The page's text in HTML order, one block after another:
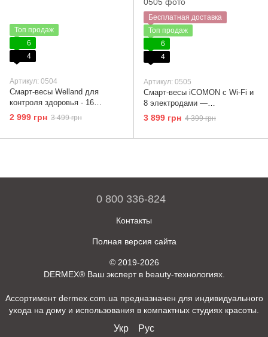
Топ продаж
6
4
Артикул: 0504
Смарт-весы Welland для
контроля здоровья - 16
параметров тела, Bluetooth
2 999 грн 3 499 грн
Бесплатная доставка
Топ продаж
6
4
Артикул: 0505
Смарт-весы iCOMON с Wi-Fi и
8 электродами —
профессиональный анализ
тела по 16 показателям
3 899 грн 4 399 грн
0 800 336-824
Контакты
Полная версия сайта
© 2019-2026
DERMEX® Ваш эксперт в beauty-технологиях.
Ассортимент dermex.com.ua предназначен для индивидуального
ухода на дому и использования в компактных студиях красоты.
Укр Рус